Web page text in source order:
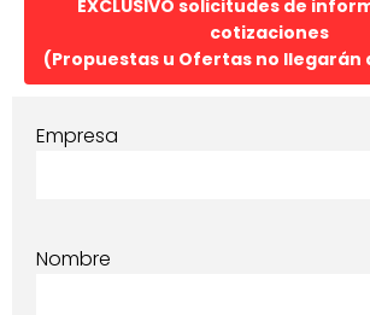
EXCLUSIVO solicitudes de
cotizaciones
(Propuestas u Ofertas no llegarán
Empresa
Nombre